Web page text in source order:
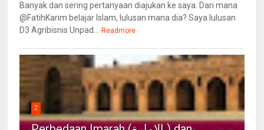
Banyak dan sering pertanyaan diajukan ke saya. Dari mana
@FatihKarim belajar Islam, lulusan mana dia? Saya lulusan
D3 Agribisnis Unpad... Readmore
2